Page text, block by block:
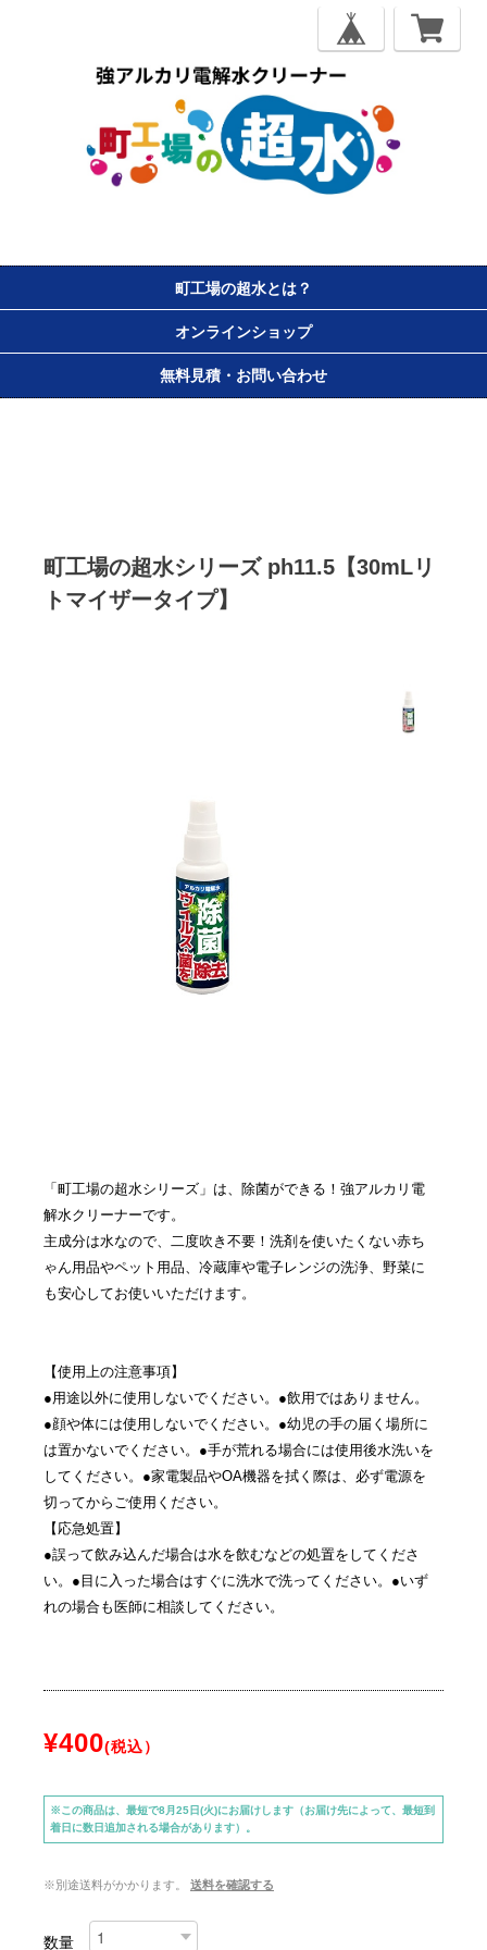
町工場の超水とは？
オンラインショップ
無料見積・お問い合わせ
町工場の超水シリーズ ph11.5【30mLリ
トマイザータイプ】
「町工場の超水シリーズ」は、除菌ができる！強アルカリ電
解水クリーナーです。
主成分は水なので、二度吹き不要！洗剤を使いたくない赤ち
ゃん用品やペット用品、冷蔵庫や電子レンジの洗浄、野菜に
も安心してお使いいただけます。
【使用上の注意事項】
●用途以外に使用しないでください。●飲用ではありません。
●顔や体には使用しないでください。●幼児の手の届く場所に
は置かないでください。●手が荒れる場合には使用後水洗いを
してください。●家電製品やOA機器を拭く際は、必ず電源を
切ってからご使用ください。
【応急処置】
●誤って飲み込んだ場合は水を飲むなどの処置をしてくださ
い。●目に入った場合はすぐに洗水で洗ってください。●いず
れの場合も医師に相談してください。
¥400(税込）
※この商品は、最短で8月25日(火)にお届けします（お届け先によって、最短到
着日に数日追加される場合があります）。
※別途送料がかかります。 送料を確認する
数量